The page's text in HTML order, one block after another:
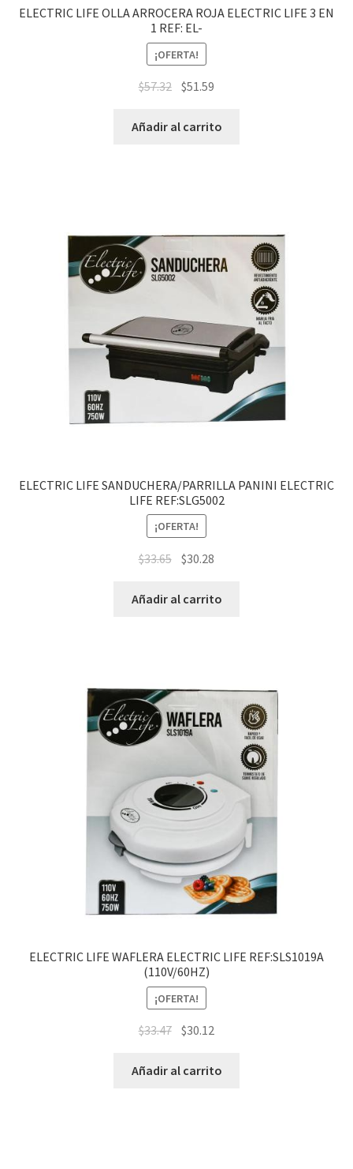
ELECTRIC LIFE OLLA ARROCERA ROJA ELECTRIC LIFE 3 EN
1 REF: EL-
¡OFERTA!
$57.32 $51.59
Añadir al carrito
ELECTRIC LIFE SANDUCHERA/PARRILLA PANINI ELECTRIC
LIFE REF:SLG5002
¡OFERTA!
$33.65 $30.28
Añadir al carrito
ELECTRIC LIFE WAFLERA ELECTRIC LIFE REF:SLS1019A
(110V/60HZ)
¡OFERTA!
$33.47 $30.12
Añadir al carrito